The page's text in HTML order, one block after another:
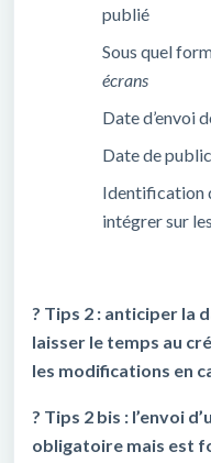
publié
Sous quel
écrans
Date d’envoi
Date de
Identification
intégrer sur
? Tips 2 : anticiper la
laisser le temps au
les modifications en
? Tips 2 bis : l’envoi
obligatoire mais est